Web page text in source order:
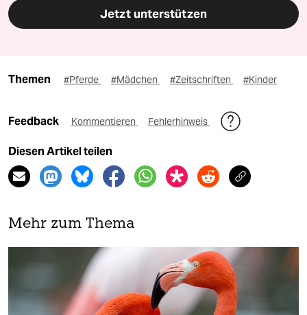
Jetzt unterstützen
Themen #Pferde #Mädchen #Zeitschriften #Kinder
Feedback Kommentieren Fehlerhinweis
Diesen Artikel teilen
Mehr zum Thema